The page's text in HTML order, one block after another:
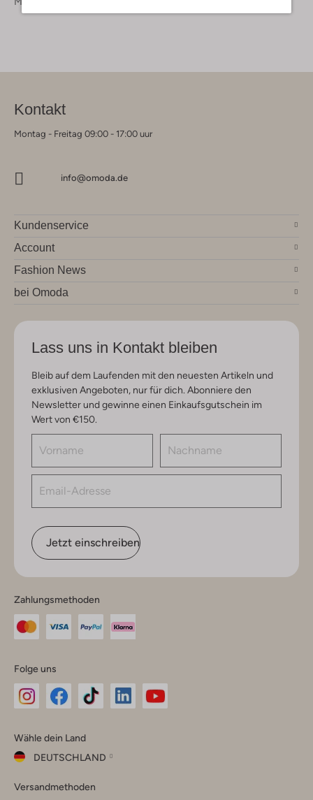
Kontakt
Montag - Freitag 09:00 - 17:00 uur
info@omoda.de
Kundenservice
Account
Fashion News
bei Omoda
Lass uns in Kontakt bleiben
Bleib auf dem Laufenden mit den neuesten Artikeln und
exklusiven Angeboten, nur für dich. Abonniere den
Newsletter und gewinne einen Einkaufsgutschein im
Wert von €150.
Jetzt einschreiben
Zahlungsmethoden
Folge uns
Instagram
Facebook
TikTok
Wähle dein Land
DEUTSCHLAND
dein
Versandmethoden